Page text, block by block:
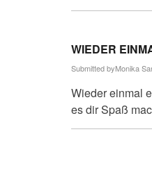
WIEDER
Submitted byMonika
Wieder einmal
es dir Spaß